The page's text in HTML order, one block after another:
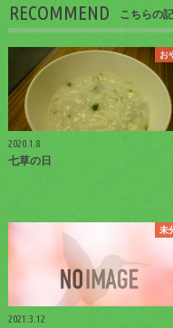
RECOMMEND こちらの
お
2020.1.8
七草の日
未
2021.3.12